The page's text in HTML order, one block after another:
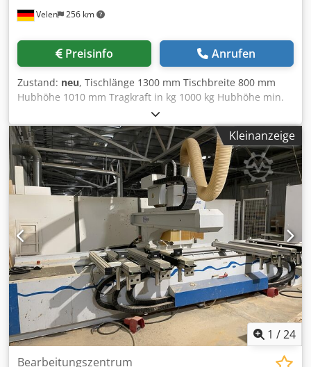
Velen 256 km
Preisinfo Anrufen
Zustand: neu, Tischlänge 1300 mm Tischbreite 800 mm
Hubhöhe 1010 mm Tragkraft in kg 1000 kg Hubhöhe min.
190 mm Anschlußspannung 380 V Gesamtleistungsbedarf
0,75 kW Maschinengewicht ca. 0,22 t Raumbedarf ca. 1,3 x
0,8 x 0,2 m Dkjdpjfrztxjfx Abysr Die Hydraulikhubtische
werden elektrisch angetrieben und betrieben. Besitzen
eine Kontaktleiste für den sicheren Absenkbetrieb. Große
Anwendbarkeit für Werkstätten, Montageabteilungen,
Verladegruben usw.
Kleinanzeige
1 /24
Bearbeitungszentrum